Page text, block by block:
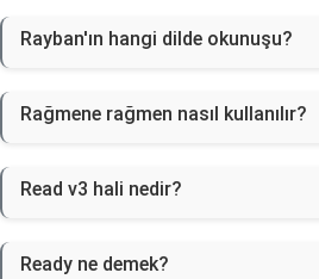
Rayban'ın hangi dilde okunuşu?
Rağmene rağmen nasıl kullanılır?
Read v3 hali nedir?
Ready ne demek?